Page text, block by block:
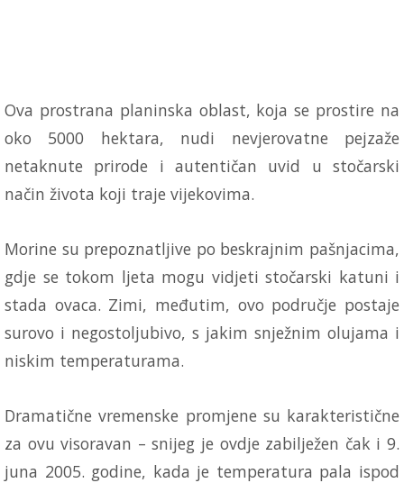
Ova prostrana planinska oblast, koja se prostire na
oko 5000 hektara, nudi nevjerovatne pejzaže
netaknute prirode i autentičan uvid u stočarski
način života koji traje vijekovima.
Morine su prepoznatljive po beskrajnim pašnjacima,
gdje se tokom ljeta mogu vidjeti stočarski katuni i
stada ovaca. Zimi, međutim, ovo područje postaje
surovo i negostoljubivo, s jakim snježnim olujama i
niskim temperaturama.
Dramatične vremenske promjene su karakteristične
za ovu visoravan – snijeg je ovdje zabilježen čak i 9.
juna 2005. godine, kada je temperatura pala ispod